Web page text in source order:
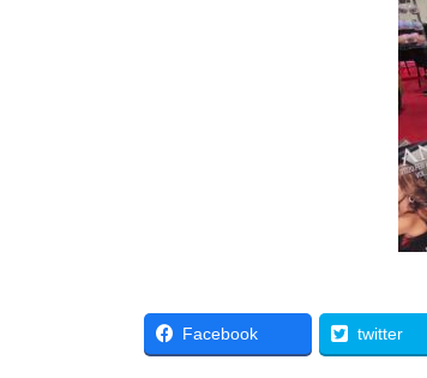
Facebook twitter